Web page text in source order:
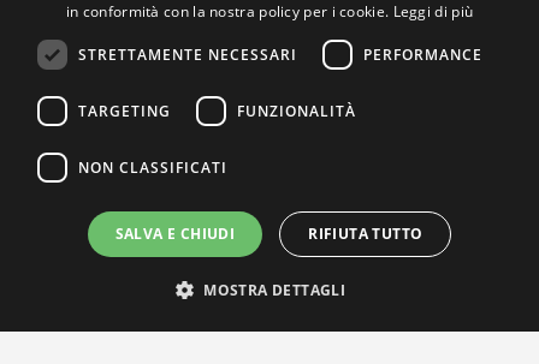
in conformità con la nostra policy per i cookie. Leggi di più
STRETTAMENTE NECESSARI PERFORMANCE
TARGETING FUNZIONALITÀ
NON CLASSIFICATI
SALVA E CHIUDI RIFIUTA TUTTO
MOSTRA DETTAGLI